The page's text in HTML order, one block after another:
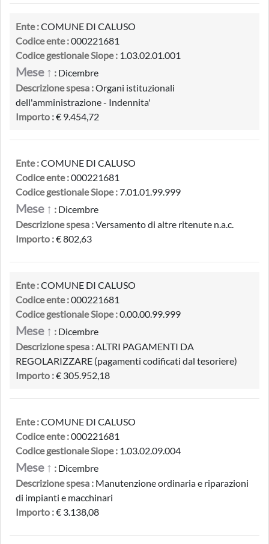
Ente :COMUNE DI CALUSO
Codice ente :000221681
Codice gestionale Siope : 1.03.02.01.001
Mese ↑ : Dicembre
Descrizione spesa :Organi istituzionali
dell'amministrazione - Indennita'
Importo :€ 9.454,72
Ente :COMUNE DI CALUSO
Codice ente :000221681
Codice gestionale Siope :7.01.01.99.999
Mese ↑ : Dicembre
Descrizione spesa :Versamento di altre ritenute n.a.c.
Importo :€ 802,63
Ente :COMUNE DI CALUSO
Codice ente :000221681
Codice gestionale Siope :0.00.00.99.999
Mese ↑ : Dicembre
Descrizione spesa :ALTRI PAGAMENTI DA
REGOLARIZZARE (pagamenti codificati dal tesoriere)
Importo :€ 305.952,18
Ente :COMUNE DI CALUSO
Codice ente :000221681
Codice gestionale Siope : 1.03.02.09.004
Mese ↑ : Dicembre
Descrizione spesa : Manutenzione ordinaria e riparazioni
di impianti e macchinari
Importo :€ 3.138,08